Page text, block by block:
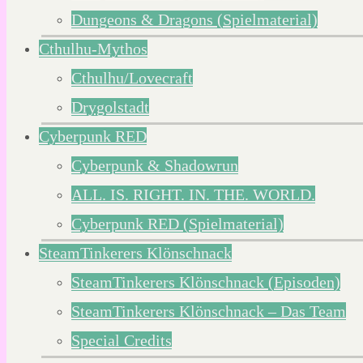
Dungeons & Dragons (Spielmaterial)
Cthulhu-Mythos
Cthulhu/Lovecraft
Drygolstadt
Cyberpunk RED
Cyberpunk & Shadowrun
ALL. IS. RIGHT. IN. THE. WORLD.
Cyberpunk RED (Spielmaterial)
SteamTinkerers Klönschnack
SteamTinkerers Klönschnack (Episoden)
SteamTinkerers Klönschnack – Das Team
Special Credits